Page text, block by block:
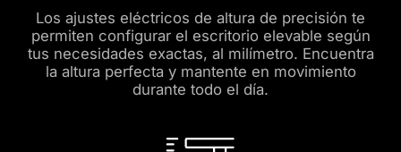
Los ajustes eléctricos de altura de precisión te
permiten configurar el escritorio elevable según
tus necesidades exactas, al milímetro. Encuentra
la altura perfecta y mantente en movimiento
durante todo el día.